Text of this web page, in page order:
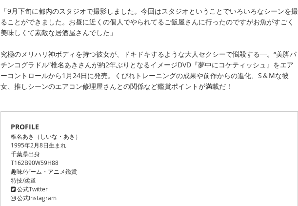
「9月下旬に都内のスタジオで撮影しました。今回はスタジオということでいろいろなシーンを撮
ることができました。お昼に近くの個人でやられてるご飯屋さんに行ったのですがお魚がすごく
美味しくて素敵な居酒屋さんでした」
究極のメリハリ神ボディを持つ彼女が、ドキドキするような大人セクシーで悩殺する―。“美脚パ
チンコグラドル”椎名あきさんが約2年ぶりとなるイメージDVD『夢中にコケティッシュ』をエア
ーコントロールから1月24日に発売。くびれトレーニングの成果や前作からの進化、S＆Mな彼
女、推しシーンのエアコン修理屋さんとの関係など鑑賞ポイントが満載だ！
PROFILE
椎名あき（しいな・あき）
1995年2月8日生まれ
千葉県出身
T162B90W59H88
趣味/ゲーム・アニメ鑑賞
特技/柔道
公式Twitter
公式Instagram